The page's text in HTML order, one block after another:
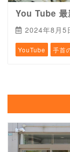
You Tube 最
2024年8月5
YouTube 手首